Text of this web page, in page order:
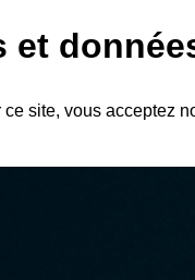
et
ce site, vous acceptez